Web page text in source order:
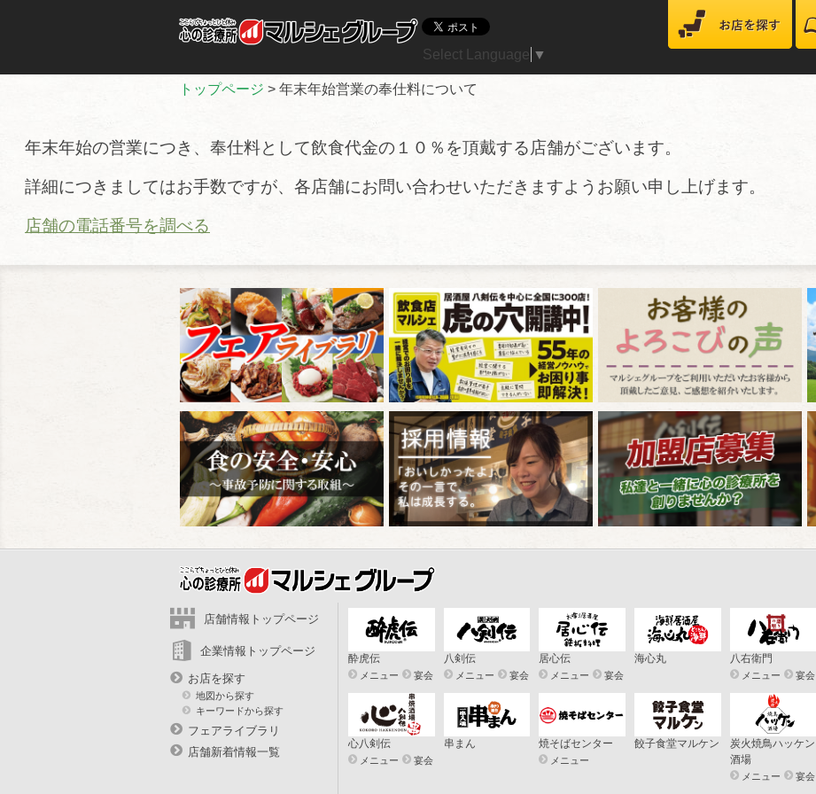
Select Language ▼
トップページ > 年末年始営業の奉仕料について
年末年始の営業につき、奉仕料として飲食代金の１０％を頂戴する店舗がございます。
詳細につきましてはお手数ですが、各店舗にお問い合わせいただきますようお願い申し上げます。
店舗の電話番号を調べる
店舗情報トップページ
企業情報トップページ
お店を探す
地図から探す
キーワードから探す
フェアライブラリ
店舗新着情報一覧
酔虎伝
メニュー 宴会
八剣伝
メニュー 宴会
居心伝
メニュー 宴会
海心丸 八右衛門
メニュー 宴会
心八剣伝
メニュー 宴会
串まん 焼そばセンター
メニュー
餃子食堂マルケン
炭火焼鳥ハッケン
酒場
メニュー 宴会